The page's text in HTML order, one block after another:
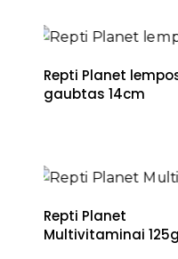
Repti Planet
gaubtas 14cm
Repti Planet
Multivitaminai 125g